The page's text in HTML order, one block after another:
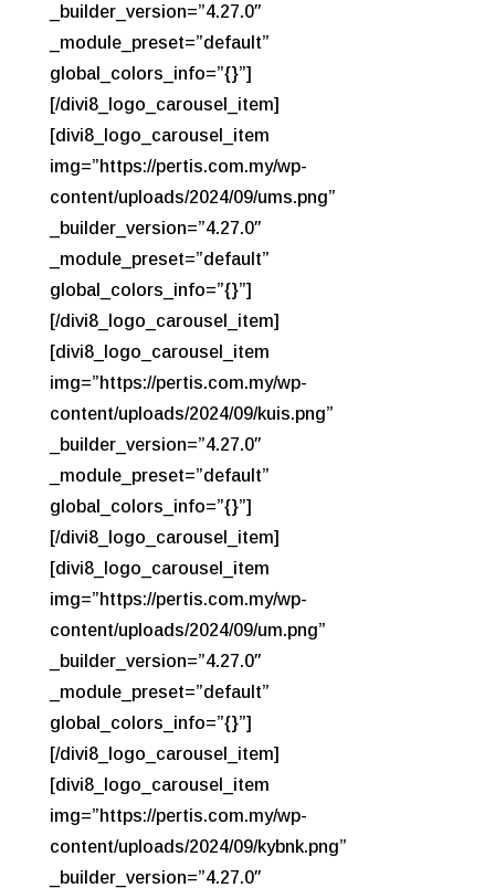
_builder_version=”4.27.0″
_module_preset=”default”
global_colors_info=”{}”]
[/divi8_logo_carousel_item]
[divi8_logo_carousel_item
img=”https://pertis.com.my/wp-
content/uploads/2024/09/ums.png”
_builder_version=”4.27.0″
_module_preset=”default”
global_colors_info=”{}”]
[/divi8_logo_carousel_item]
[divi8_logo_carousel_item
img=”https://pertis.com.my/wp-
content/uploads/2024/09/kuis.png”
_builder_version=”4.27.0″
_module_preset=”default”
global_colors_info=”{}”]
[/divi8_logo_carousel_item]
[divi8_logo_carousel_item
img=”https://pertis.com.my/wp-
content/uploads/2024/09/um.png”
_builder_version=”4.27.0″
_module_preset=”default”
global_colors_info=”{}”]
[/divi8_logo_carousel_item]
[divi8_logo_carousel_item
img=”https://pertis.com.my/wp-
content/uploads/2024/09/kybnk.png”
_builder_version=”4.27.0″